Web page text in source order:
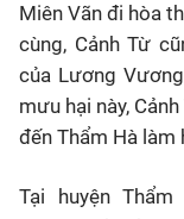
Miên Vãn đi hòa
cùng, Cảnh Từ
của Lương
mưu hại này,
đến Thẩm Hà làm
Tại huyện